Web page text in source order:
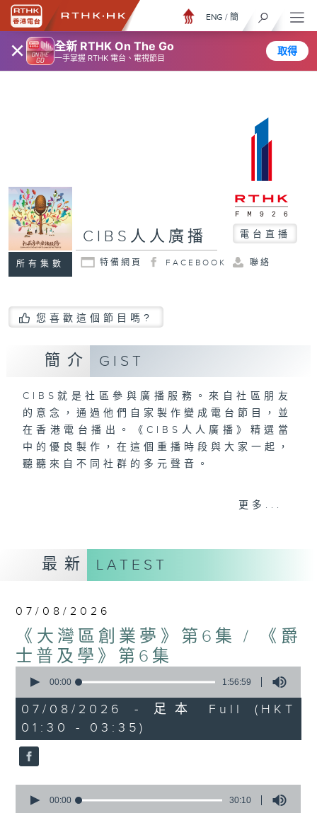
× 全新 RTHK On The Go
一手掌握 RTHK 電台、電視節目
取得
ENG / 簡
所有集數
CIBS人人廣播 電台直播
特備網頁 FACEBOOK 聯絡
您喜歡這個節目嗎?
簡介 GIST
CIBS就是社區參與廣播服務。來自社區朋友
的意念，通過他們自家製作變成電台節目，並
在香港電台播出。《CIBS人人廣播》精選當
中的優良製作，在這個重播時段與大家一起，
聽聽來自不同社群的多元聲音。
更多...
最新 LATEST
07/08/2026
《大灣區創業夢》第6集 / 《爵
士普及學》第6集
seconds
1
hour,
56
minutes,
59
seconds
00:00 1:56:59
07/08/2026 - 足本 Full (HKT
01:30 - 03:35)
seconds
00:00 30:10